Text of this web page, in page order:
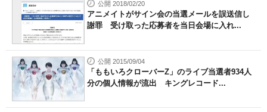
公開 2018/02/20
アニメイトがサイン会の当選メールを誤送信し
謝罪 受け取った応募者を当日会場に入れ...
公開 2015/09/04
「ももいろクローバーZ」のライブ当選者934人
分の個人情報が流出 キングレコード...